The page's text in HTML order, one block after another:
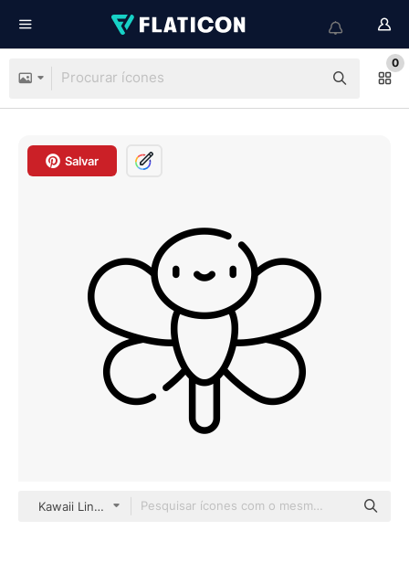
0
Salvar
Kawaii Lineal